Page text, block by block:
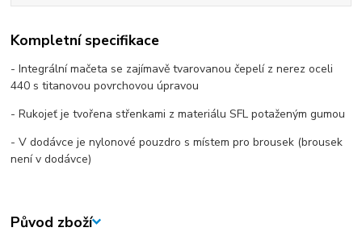
Kompletní specifikace
- Integrální mačeta se zajímavě tvarovanou čepelí z nerez oceli
440 s titanovou povrchovou úpravou
- Rukojeť je tvořena střenkami z materiálu SFL potaženým gumou
- V dodávce je nylonové pouzdro s místem pro brousek (brousek
není v dodávce)
Původ zboží